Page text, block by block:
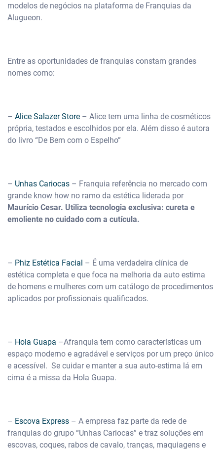
modelos de negócios na plataforma de Franquias da
Alugueon.
Entre as oportunidades de franquias constam grandes
nomes como:
– Alice Salazer Store – Alice tem uma linha de cosméticos
própria, testados e escolhidos por ela. Além disso é autora
do livro “De Bem com o Espelho”
– Unhas Cariocas – Franquia referência no mercado com
grande know how no ramo da estética liderada por
Maurício Cesar. Utiliza tecnologia exclusiva: cureta e
emoliente no cuidado com a cutícula.
– Phiz Estética Facial – É uma verdadeira clínica de
estética completa e que foca na melhoria da auto estima
de homens e mulheres com um catálogo de procedimentos
aplicados por profissionais qualificados.
– Hola Guapa –Afranquia tem como características um
espaço moderno e agradável e serviços por um preço único
e acessível. Se cuidar e manter a sua auto-estima lá em
cima é a missa da Hola Guapa.
– Escova Express – A empresa faz parte da rede de
franquias do grupo “Unhas Cariocas” e traz soluções em
escovas, coques, rabos de cavalo, tranças, maquiagens e